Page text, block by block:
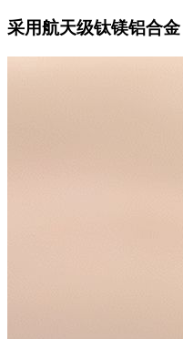
采用航天级钛镁铝合金